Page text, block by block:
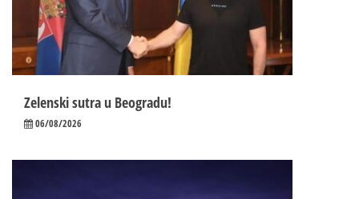
Zelenski sutra u Beogradu!
06/08/2026